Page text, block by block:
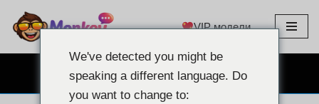
Преминаване
към
съдържанието
VIP модели
БЕЗПЛАТЕН ЧАТ С УЕБ КАМЕРА
We've detected you might be
speaking a different language. Do
you want to change to: